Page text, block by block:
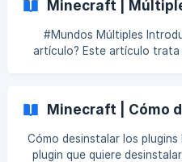
instálalos en tu servidor.
plugins](https://
Minecraft |
#Mundos Múltiples
artículo? Este artículo trata
Instalar el plugin.
Sube el archivo jar a la
cómo](https://
Minecraft | Cómo
Cómo desinstalar los plugins
plugin que quiere